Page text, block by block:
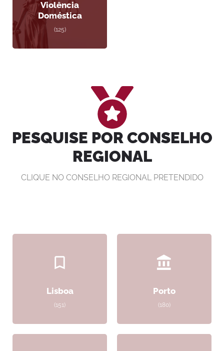
Violência
Doméstica
(125)
PESQUISE POR CONSELHO
REGIONAL
CLIQUE NO CONSELHO REGIONAL PRETENDIDO
Lisboa
(151)
Porto
(180)